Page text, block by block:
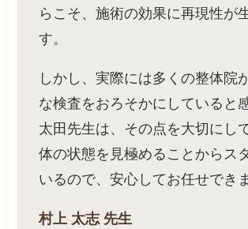
らこそ、施術の効果に再現性が
す。
しかし、実際には多くの整体院
な検査をおろそかにしていると
太田先生は、その点を大切にし
体の状態を見極めることからス
いるので、安心してお任せできま
村上 太志 先生